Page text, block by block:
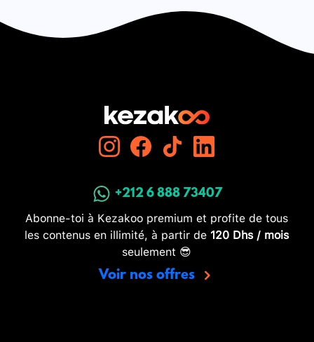
+212 6 888 73407
Abonne-toi à Kezakoo premium et profite de tous
les contenus en illimité, à partir de 120 Dhs / mois
seulement 😎
Voir nos offres